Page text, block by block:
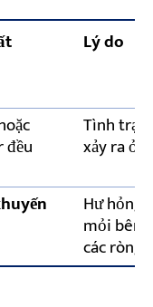
Lý do
Tình
xảy ra ở
Hư hỏng
mỏi bên
các ròng